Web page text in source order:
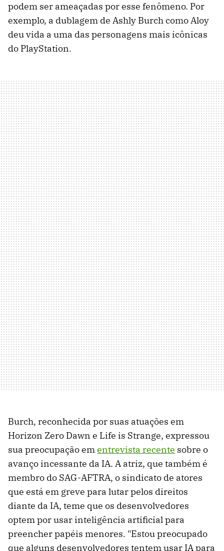
podem ser ameaçadas por esse fenômeno. Por
exemplo, a dublagem de Ashly Burch como Aloy
deu vida a uma das personagens mais icônicas
do PlayStation.
Burch, reconhecida por suas atuações em
Horizon Zero Dawn e Life is Strange, expressou
sua preocupação ementrevista recente sobre o
avanço incessante da IA. A atriz, que também é
membro do SAG-AFTRA, o sindicato de atores
que está em greve para lutar pelos direitos
diante da IA, teme que os desenvolvedores
optem por usar inteligência artificial para
preencher papéis menores. "Estou preocupado
que alguns desenvolvedores tentem usar IA para